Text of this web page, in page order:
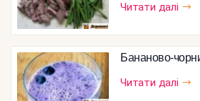
Читати далі
Бананово-
Читати далі